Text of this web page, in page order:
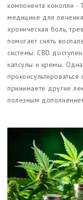
компонента конопли -
медицине для
хроническая боль,
помогает снять
системы. CBD
капсулы и кремы.
принимаете другие
полезным